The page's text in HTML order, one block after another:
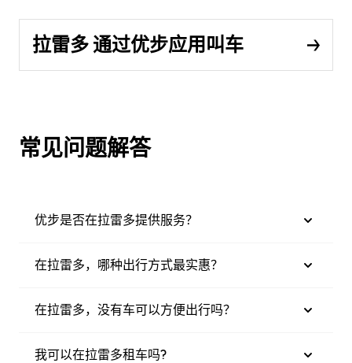
拉雷多 通过优步应用叫车
常见问题解答
优步是否在拉雷多提供服务？
在拉雷多，哪种出行方式最实惠？
在拉雷多，没有车可以方便出行吗？
我可以在拉雷多租车吗?